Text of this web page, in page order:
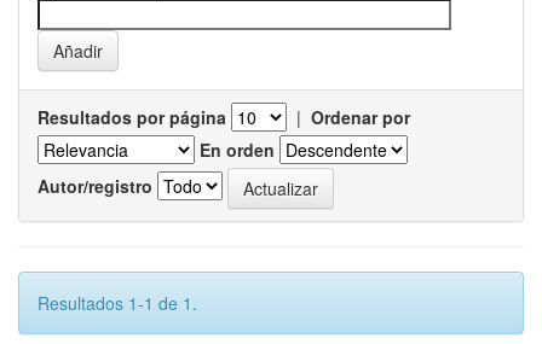
Resultados por página | Ordenar por
En orden
Autor/registro
Resultados 1-1 de 1.